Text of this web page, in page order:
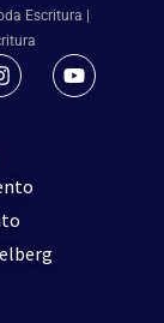
Escritura |